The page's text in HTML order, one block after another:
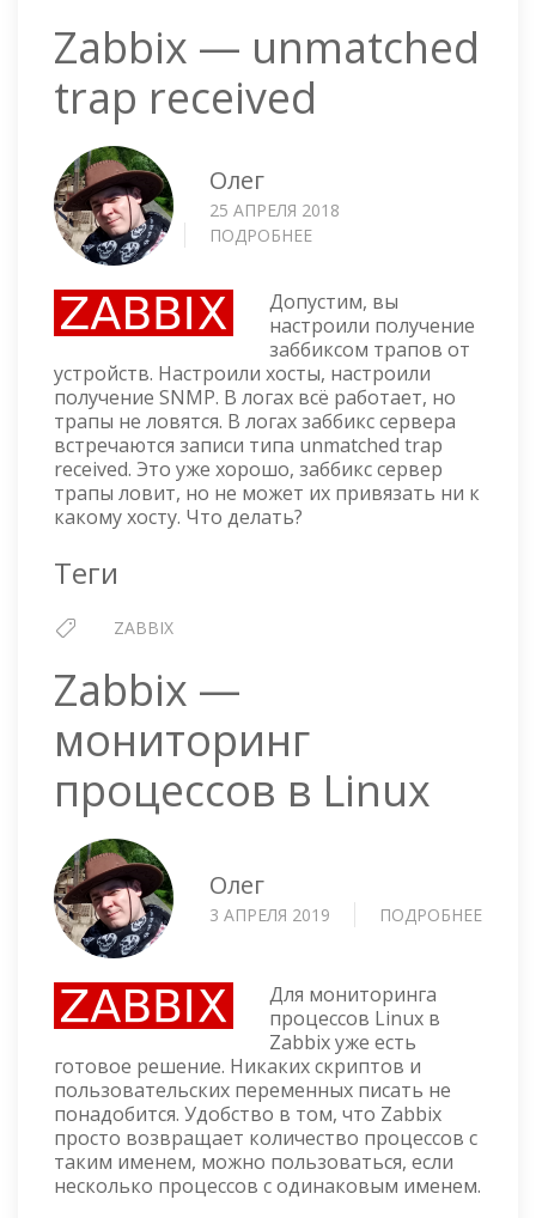
Zabbix — unmatched
trap received
Олег
25 АПРЕЛЯ 2018
ПОДРОБНЕЕ
UNMATCHED
TRAP
RECEIVED
Допустим, вы
настроили получение
заббиксом трапов от
устройств. Настроили хосты, настроили
получение SNMP. В логах всё работает, но
трапы не ловятся. В логах заббикс сервера
встречаются записи типа unmatched trap
received. Это уже хорошо, заббикс сервер
трапы ловит, но не может их привязать ни к
какому хосту. Что делать?
Теги
ZABBIX
Zabbix —
мониторинг
процессов в Linux
Олег
3 АПРЕЛЯ 2019 ПОДРОБНЕЕ
Для мониторинга
процессов Linux в
Zabbix уже есть
готовое решение. Никаких скриптов и
пользовательских переменных писать не
понадобится. Удобство в том, что Zabbix
просто возвращает количество процессов с
таким именем, можно пользоваться, если
несколько процессов с одинаковым именем.